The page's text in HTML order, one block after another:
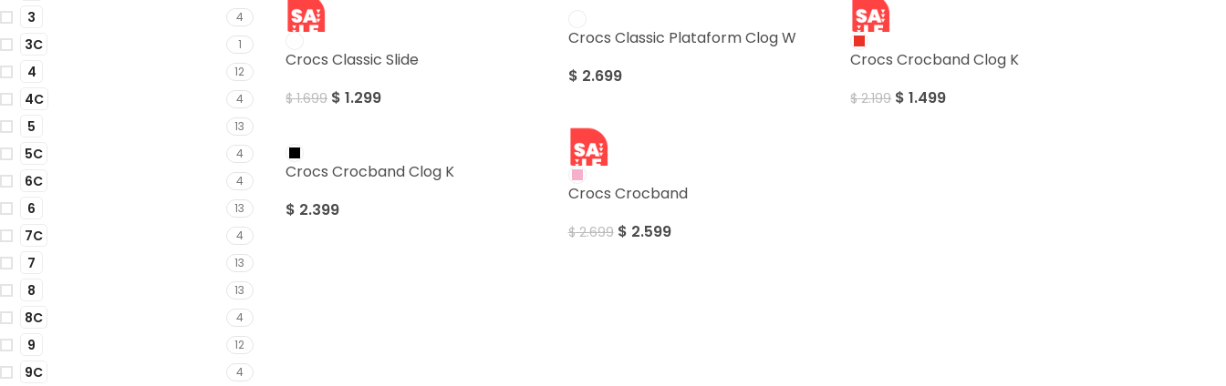
3 4
3C 1
4 12
4C 4
5 13
5C 4
6C 4
6 13
7C 4
7 13
8 13
8C 4
9 12
9C 4
SALE
Crocs Classic Slide
$1.699 $ 1.299
Crocs Classic Plataform Clog W
$ 2.699
SALE
Crocs Crocband Clog K
$2.199 $ 1.499
Crocs Crocband Clog K
$ 2.399
SALE
Crocs Crocband
$2.699 $ 2.599